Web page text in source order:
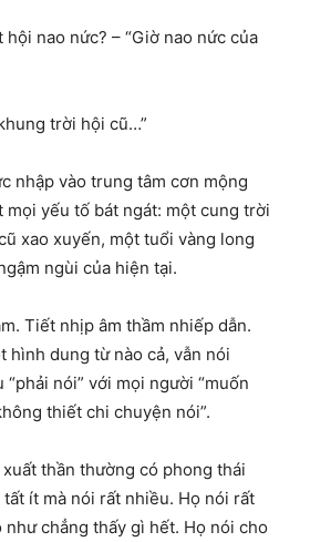
nao nức? – “Giờ nao nức của
trời hội cũ…”
nhập vào trung tâm cơn mộng
yếu tố bát ngát: một cung trời
xao xuyến, một tuổi vàng long
ngùi của hiện tại.
Tiết nhịp âm thầm nhiếp dẫn.
hình dung từ nào cả, vẫn nói
nói” với mọi người “muốn
thiết chi chuyện nói”.
thần thường có phong thái
ít mà nói rất nhiều. Họ nói rất
chẳng thấy gì hết. Họ nói cho